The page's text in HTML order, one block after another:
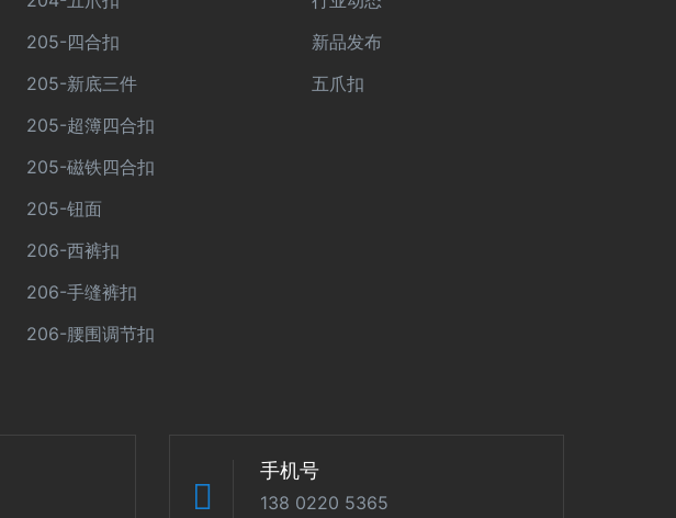
205-四合扣
205-新底三件
205-超簿四合扣
205-磁铁四合扣
205-钮面
206-西裤扣
206-手缝裤扣
206-腰围调节扣
新品发布
五爪扣
手机号
138 0220 5365